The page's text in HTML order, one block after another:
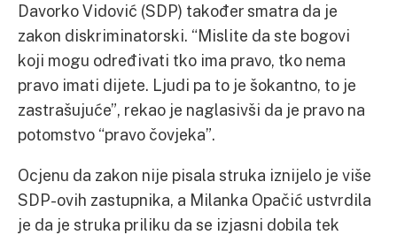
Davorko Vidović (SDP) također smatra da je
zakon diskriminatorski. “Mislite da ste bogovi
koji mogu određivati tko ima pravo, tko nema
pravo imati dijete. Ljudi pa to je šokantno, to je
zastrašujuće”, rekao je naglasivši da je pravo na
potomstvo “pravo čovjeka”.
Ocjenu da zakon nije pisala struka iznijelo je više
SDP-ovih zastupnika, a Milanka Opačić ustvrdila
je da je struka priliku da se izjasni dobila tek